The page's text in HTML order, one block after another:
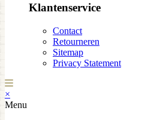
Klantenservice
Contact
Retourneren
Sitemap
Privacy Statement
×
Menu